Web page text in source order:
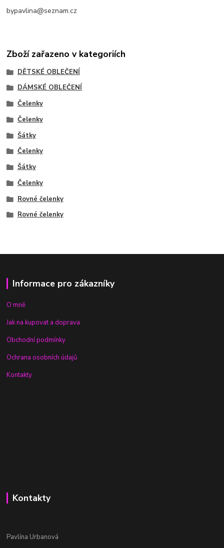
bypavlina@seznam.cz
Zboží zařazeno v kategoriích
DĚTSKÉ OBLEČENÍ
DÁMSKÉ OBLEČENÍ
Čelenky
Čelenky
Šátky
Čelenky
Šátky
Čelenky
Rovné čelenky
Rovné čelenky
Informace pro zákazníky
O mně
Jak na kupovat a doprava
Obchodní podmínky
Ochrana osobních údajů
Kontakty
Kontakty
Pavlína Urbanová